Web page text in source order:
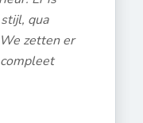
qua
zetten er